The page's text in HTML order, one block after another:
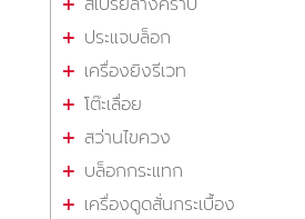
ประแจบล็อก
เครื่องยิงรีเวท
โต๊ะเลื่อย
สว่านไขควง
บล็อกกระแทก
เครื่องดูดสั่นกระเบื้อง